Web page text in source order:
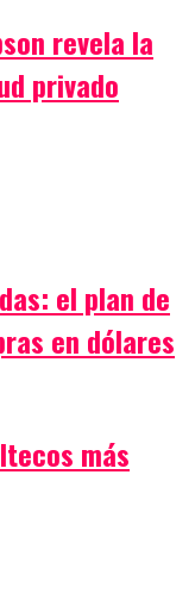
revela la
privado
el plan de
en dólares
más